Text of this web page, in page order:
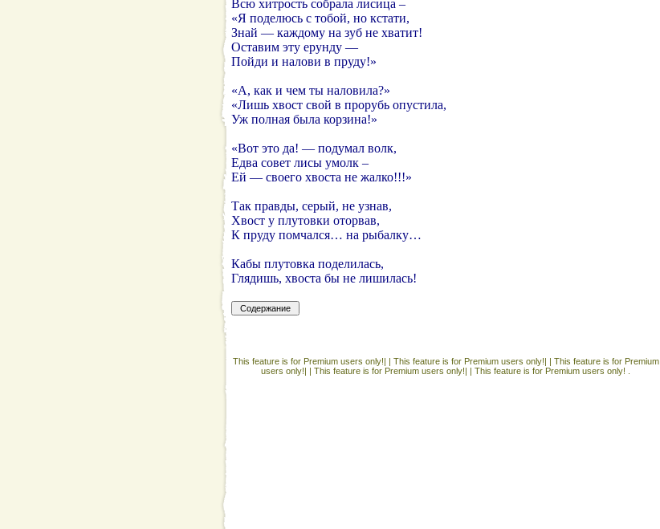
Всю хитрость собрала лисица –
«Я поделюсь с тобой, но кстати,
Знай — каждому на зуб не хватит!
Оставим эту ерунду —
Пойди и налови в пруду!»
«А, как и чем ты наловила?»
«Лишь хвост свой в прорубь опустила,
Уж полная была корзина!»
«Вот это да! — подумал волк,
Едва совет лисы умолк –
Ей — своего хвоста не жалко!!!»
Так правды, серый, не узнав,
Хвост у плутовки оторвав,
К пруду помчался… на рыбалку…
Кабы плутовка поделилась,
Глядишь, хвоста бы не лишилась!
This feature is for Premium users only!| | This feature is for Premium users only!| | This feature is for Premium
users only!| | This feature is for Premium users only!| | This feature is for Premium users only! .